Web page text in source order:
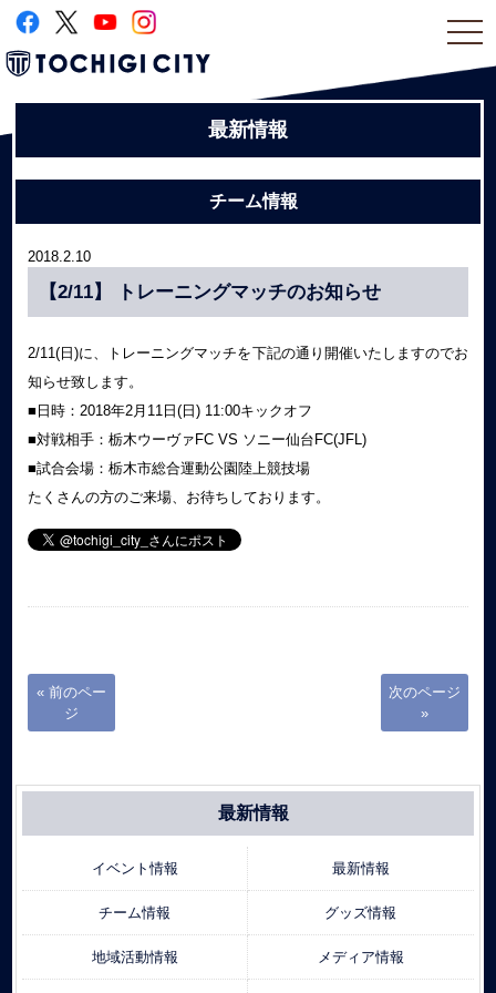
最新情報
チーム情報
2018.2.10
【2/11】 トレーニングマッチのお知らせ
2/11(日)に、トレーニングマッチを下記の通り開催いたしますのでお
知らせ致します。
■日時：2018年2月11日(日) 11:00キックオフ
■対戦相手：栃木ウーヴァFC VS ソニー仙台FC(JFL)
■試合会場：栃木市総合運動公園陸上競技場
たくさんの方のご来場、お待ちしております。
« 前のペー
ジ
次のページ
»
最新情報
イベント情報 最新情報
チーム情報 グッズ情報
地域活動情報 メディア情報